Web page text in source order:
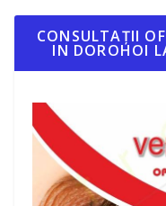
CONSULTAȚII
IN DOROHOI